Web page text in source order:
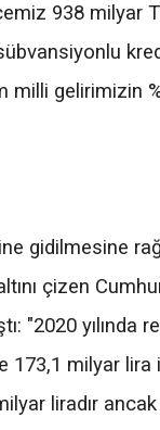
938 milyar
milli gelirimizin
gidilmesine
çizen
"2020 yılında
milyar lira
liradır